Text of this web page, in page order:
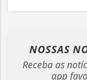
NOSSAS
Receba as
app